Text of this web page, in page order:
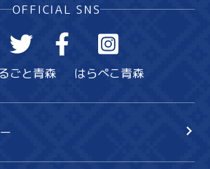
OFFICIAL SNS
ごと青森 はらぺこ青森